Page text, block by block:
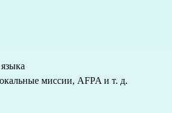
миссии, AFPA и т. д.